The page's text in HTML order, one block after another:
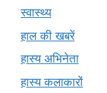
स्वास्थ्य
हाल की खबरें
हास्य अभिनेता
हास्य कलाकारों